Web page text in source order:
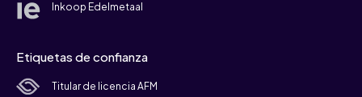
Inkoop Edelmetaal
Etiquetas de confianza
Titular de licencia AFM